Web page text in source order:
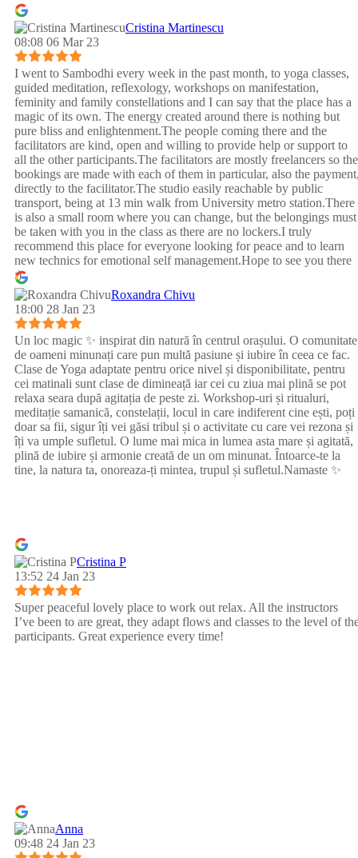
Cristina Martinescu
08:08 06 Mar 23
I went to Sambodhi every week in the past month, to yoga classes,
guided meditation, reflexology, workshops on manifestation,
feminity and family constellations and I can say that the place has a
magic of its own. The energy created around there is nothing but
pure bliss and enlightenment.The people coming there and the
facilitators are kind, open and willing to provide help or support to
all the other participants.The facilitators are mostly freelancers so the
bookings are made with each of them in particular, also the
directly to the facilitator.The studio easily reachable by public
transport, being at 13 min walk from University metro station.There
is also a small room where you can change, but the belongings must
be taken with you in the class as there are no lockers.I truly
recommend this place for everyone looking for peace and to learn
new technics for emotional self management.Hope to see you there
:)
Roxandra Chivu
18:00 28 Jan 23
Un loc magic ✨ inspirat din natură în centrul orașului. O comunitate
de oameni minunați care pun multă pasiune și iubire în ceea ce fac.
Clase de Yoga adaptate pentru orice nivel și disponibilitate, pentru
cei matinali sunt clase de dimineață iar cei cu ziua mai plină se pot
relaxa seara după agitația de peste zi. Workshop-uri și ritualuri,
meditație samanică, constelații, locul in care indiferent cine ești, poți
doar sa fii, sigur îți vei găsi tribul și o activitate cu care vei rezona și
îți va umple sufletul. O lume mai mica in lumea asta mare și agitată,
plină de iubire și armonie creată de un om minunat. Întoarce-te la
tine, la natura ta, onoreaza-ți mintea, trupul și sufletul.Namaste ✨
Cristina P
13:52 24 Jan 23
Super peaceful lovely place to work out relax. All the instructors
I’ve been to are great, they adapt flows and classes to the level of
participants. Great experience every time!
Anna
09:48 24 Jan 23